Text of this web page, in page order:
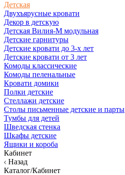
Детская
Двухъярусные кровати
Декор в детскую
Детская Вилия-М модульная
Детские гарнитуры
Детские кровати до 3-х лет
Детские кровати от 3 лет
Комоды классические
Комоды пеленальные
Кровати домики
Полки детские
Стеллажи детские
Столы письменные детские и парты
Тумбы для детей
Шведская стенка
Шкафы детские
Ящики и короба
Кабинет
Назад
Каталог/Кабинет